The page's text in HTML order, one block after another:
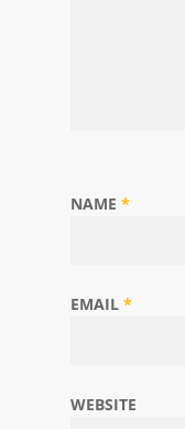
NAME *
EMAIL *
WEBSITE